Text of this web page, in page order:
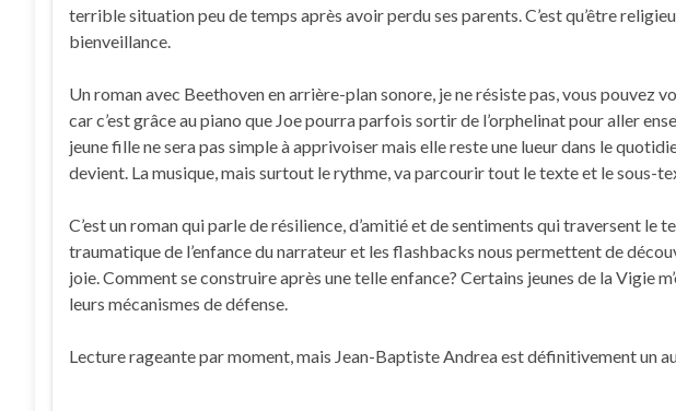
terrible situation peu de temps après avoir perdu ses parents. C’est qu’être
bienveillance.
Un roman avec Beethoven en arrière-plan sonore, je ne résiste pas, vous pouvez
car c’est grâce au piano que Joe pourra parfois sortir de l’orphelinat pour aller
jeune fille ne sera pas simple à apprivoiser mais elle reste une lueur dans le
devient. La musique, mais surtout le rythme, va parcourir tout le texte et le sous-
C’est un roman qui parle de résilience, d’amitié et de sentiments qui traversent le
traumatique de l’enfance du narrateur et les flashbacks nous permettent de
joie. Comment se construire après une telle enfance? Certains jeunes de la Vigie
leurs mécanismes de défense.
Lecture rageante par moment, mais Jean-Baptiste Andrea est définitivement un